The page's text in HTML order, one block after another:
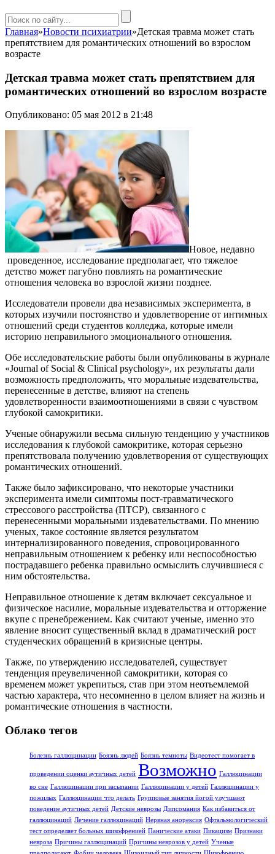
Главная»Новости психиатрии»Детская травма может стать
препятствием для романтических отношений во взрослом
возрасте
Детская травма может стать препятствием для
романтических отношений во взрослом возрасте
Опубликовано: 05 мая 2012 в 21:48
Новое, недавно
проведенное, исследование предполагает, что тяжелое
детство может пагубно повлиять на романтические
отношения человека во взрослой жизни позднее.
Исследователи провели два независимых эксперимента, в
которых изучили постоянство и удовлетворение от интимных
отношений среди студентов колледжа, которые имели
историю неправильного эмоционального отношения.
Обе исследовательские работы были опубликованы в журнале
«Journal of Social & Clinical psychology», их результаты дали
возможность предположить, что моральные издевательства,
перенесенные в детстве, влияют на степень
удовлетворенности взаимоотношениями в связи с чувством
глубокой самокритики.
Ученые обнаружили весьма сильную тенденцию у участников
исследования к глубокой самокритике, которая серьезно
препятствовала получению удовлетворения от существующих
романтических отношений.
Также было зафиксировано, что некоторые участники
эксперимента имели симптомы пост-травматического
стрессового расстройства (ПТСР), связанного с
перенесенными моральными издевательствами. По мнению
ученых, такое состояние является результатом
интернализированного поведения, спровоцированного
неправильным отношением к ребенку или неспособностью
пострадавшего ребенка правильно осмыслить случившиеся с
ним обстоятельства.
Неправильное отношение к детям включает сексуальное и
физическое насилие, моральные издевательства и отторжeние
вкупе с пренебрежением. Как считают ученые, именно это
явление вносит существенный вклад в драматический рост
студенческих обращений в кризисные центры.
Также, по утверждению исследователей, существует
тенденция преувеличенной самокритики, которая со
временем может укрепиться, став при этом неотьемлeмой
частью характера, что несомненно в целом влияет на жизнь и
романтические отношения в частности.
Облако тегов
Болезнь галлюцинации Боязнь людей Боязнь темноты Видеотест помогает в
проведении оценки аутичных детей Возможно Галлюцинации
во сне Галлюцинации при засыпании Галлюцинации у детей Галлюцинации у
пожилых Галлюцинации что делать Групповые занятия йогой улучшают
поведение аутичных детей Детские неврозы Дипсомания Как избавиться от
галлюцинаций Лечение галлюцинаций Нервная анорексия Офтальмологический
тест определяет больных шизофренией Панические атаки Пикацизм Признаки
невроза Причины галлюцинаций Причины неврозов у детей Ученые